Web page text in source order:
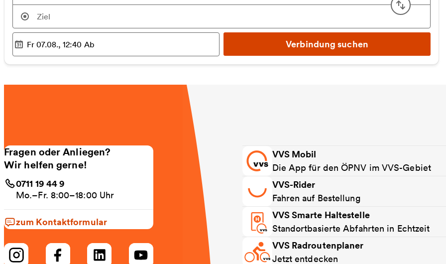
Start
Ausgewählter Zeitpunkt
Fr 07.08., 12:40 Ab Verbindung suchen
Fragen oder Anliegen?
Wir helfen gerne!
0711 19 44 9
Mo.–Fr. 8:00–18:00 Uhr
zum Kontaktformular
VVS Mobil
Die App für den ÖPNV im VVS-Gebiet
VVS-Rider
Fahren auf Bestellung
VVS Smarte Haltestelle
Standortbasierte Abfahrten in Echtzeit
VVS Radroutenplaner
Jetzt entdecken